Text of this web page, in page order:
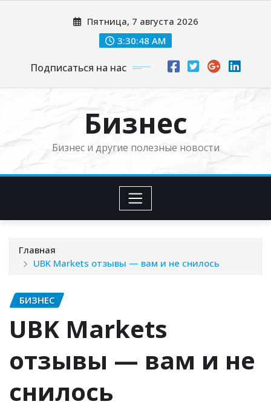
Пятница, 7 августа 2026
3:30:49 AM
Подписаться на нас
Бизнес
Бизнес и другие полезные новости
Главная
UBK Markets отзывы — вам и не снилось
БИЗНЕС
UBK Markets
отзывы — вам и не
снилось